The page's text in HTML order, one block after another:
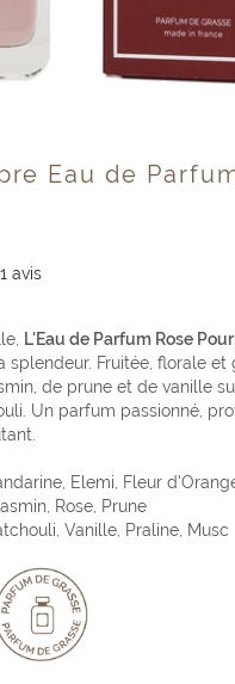
Eau de
1 avis
L'Eau de Parfum Rose
splendeur. Fruitée, florale et
de prune et de vanille
Un parfum passionné,
Elemi, Fleur
Rose, Prune
Vanille, Praline, Musc